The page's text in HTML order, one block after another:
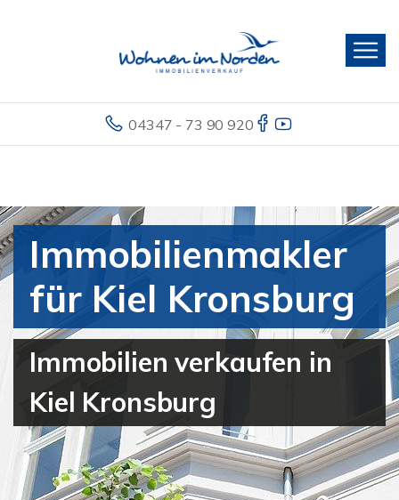
04347 - 73 90 920
Immobilienmakler
für Kiel Kronsburg
Immobilien verkaufen in
Kiel Kronsburg